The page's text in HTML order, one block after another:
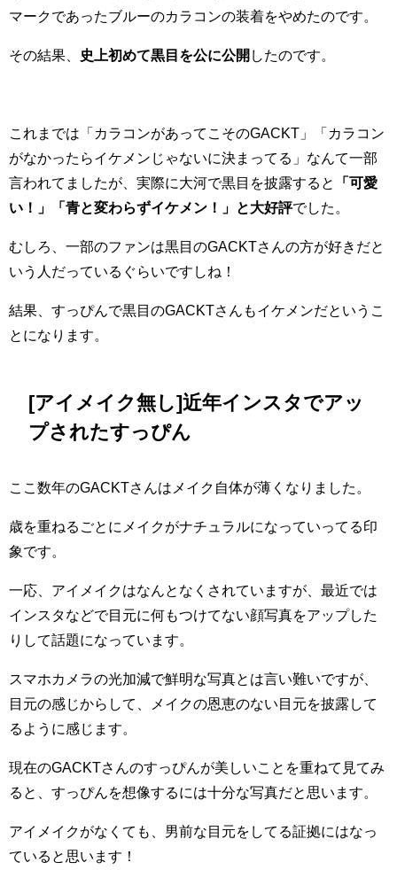
マークであったブルーのカラコンの装着をやめたのです。
その結果、 史上初めて黒目を公に公開 したのです。
これまでは「カラコンがあってこそのGACKT」「カラコン
がなかったらイケメンじゃないに決まってる」なんて一部
言われてましたが、実際に大河で黒目を披露すると
「可愛
い！」「青と変わらずイケメン！」と大好評でした。
むしろ、一部のファンは黒目のGACKTさんの方が好きだと
いう人だっているぐらいですしね！
結果、すっぴんで黒目のGACKTさんもイケメンだというこ
とになります。
[アイメイク無し]近年インスタでアッ
プされたすっぴん
ここ数年のGACKTさんはメイク自体が薄くなりました。
歳を重ねるごとにメイクがナチュラルになっていってる印
象です。
一応、アイメイクはなんとなくされていますが、最近では
インスタなどで目元に何もつけてない顔写真をアップした
りして話題になっています。
スマホカメラの光加減で鮮明な写真とは言い難いですが、
目元の感じからして、メイクの恩恵のない目元を披露して
るように感じます。
現在のGACKTさんのすっぴんが美しいことを重ねて見てみ
ると、すっぴんを想像するには十分な写真だと思います。
アイメイクがなくても、男前な目元をしてる証拠にはなっ
ていると思います！